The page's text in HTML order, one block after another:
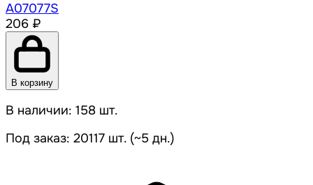
A07077S
206 ₽
В корзину
В наличии: 158 шт.
Под заказ: 20117 шт. (~5 дн.)